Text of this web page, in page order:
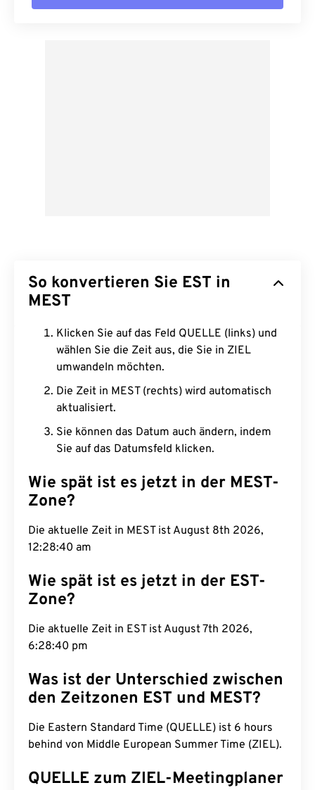
So konvertieren Sie EST in
MEST
Klicken Sie auf das Feld QUELLE (links) und
wählen Sie die Zeit aus, die Sie in ZIEL
umwandeln möchten.
Die Zeit in MEST (rechts) wird automatisch
aktualisiert.
Sie können das Datum auch ändern, indem
Sie auf das Datumsfeld klicken.
Wie spät ist es jetzt in der MEST-
Zone?
Die aktuelle Zeit in MEST ist August 8th 2026,
12:28:41 am
Wie spät ist es jetzt in der EST-
Zone?
Die aktuelle Zeit in EST ist August 7th 2026,
6:28:41 pm
Was ist der Unterschied zwischen
den Zeitzonen EST und MEST?
Die Eastern Standard Time (QUELLE) ist 6 hours
behind von Middle European Summer Time (ZIEL).
QUELLE zum ZIEL-Meetingplaner